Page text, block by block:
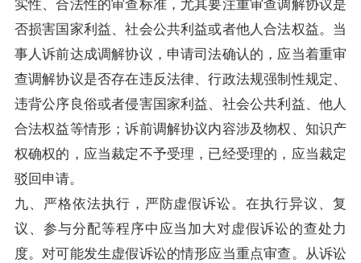
实性、合法性的审查标准，尤其要注重审查调解协议是
否损害国家利益、社会公共利益或者他人合法权益。当
事人诉前达成调解协议，申请司法确认的，应当着重审
查调解协议是否存在违反法律、行政法规强制性规定、
违背公序良俗或者侵害国家利益、社会公共利益、他人
合法权益等情形；诉前调解协议内容涉及物权、知识产
权确权的，应当裁定不予受理，已经受理的，应当裁定
驳回申请。
九、严格依法执行，严防虚假诉讼。在执行异议、复
议、参与分配等程序中应当加大对虚假诉讼的查处力
度。对可能发生虚假诉讼的情形应当重点审查。从诉讼